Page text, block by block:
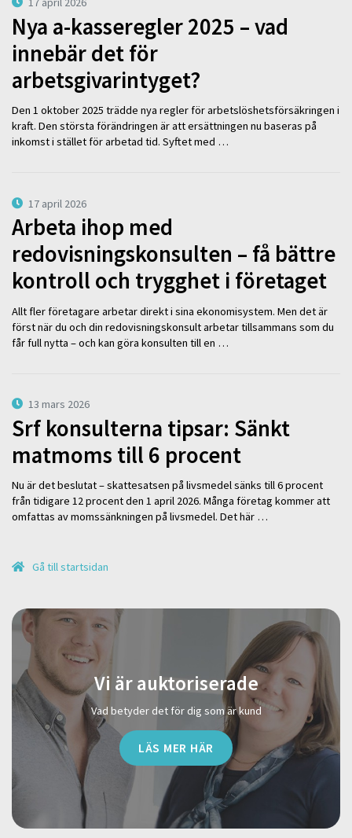
Nya a-kasseregler 2025 – vad
innebär det för
arbetsgivarintyget?
Den 1 oktober 2025 trädde nya regler för arbetslöshetsförsäkringen i
kraft. Den största förändringen är att ersättningen nu baseras på
inkomst i stället för arbetad tid. Syftet med …
17 april 2026
Arbeta ihop med
redovisningskonsulten – få bättre
kontroll och trygghet i företaget
Allt fler företagare arbetar direkt i sina ekonomisystem. Men det är
först när du och din redovisningskonsult arbetar tillsammans som du
får full nytta – och kan göra konsulten till en …
13 mars 2026
Srf konsulterna tipsar: Sänkt
matmoms till 6 procent
Nu är det beslutat – skattesatsen på livsmedel sänks till 6 procent
från tidigare 12 procent den 1 april 2026. Många företag kommer att
omfattas av momssänkningen på livsmedel. Det här …
Gå till startsidan
Vi är auktoriserade
Vad betyder det för dig som är kund
LÄS MER HÄR